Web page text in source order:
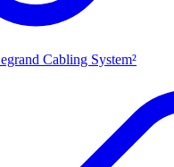
Cabling System²